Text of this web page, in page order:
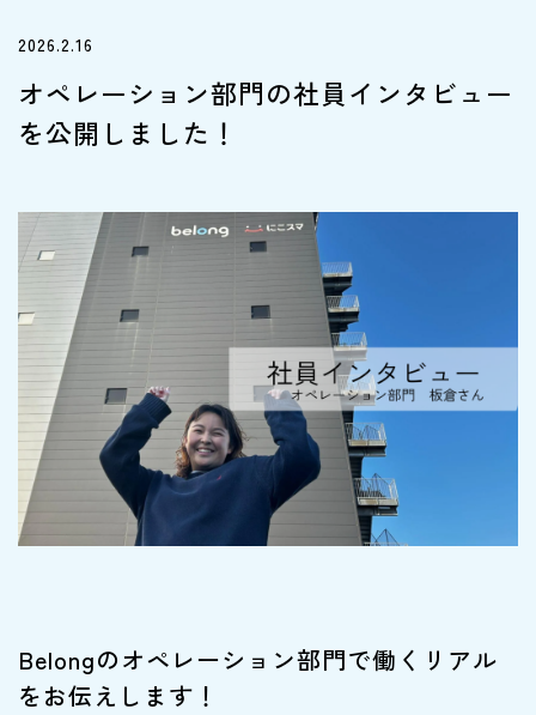
2026.2.16
オペレーション部門の社員インタビュー
を公開しました！
Belongのオペレーション部門で働くリアル
をお伝えします！